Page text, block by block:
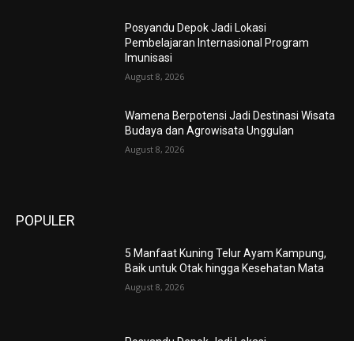
Posyandu Depok Jadi Lokasi
Pembelajaran Internasional Program
Imunisasi
August 8, 2026
Wamena Berpotensi Jadi Destinasi Wisata
Budaya dan Agrowisata Unggulan
August 8, 2026
POPULER
5 Manfaat Kuning Telur Ayam Kampung,
Baik untuk Otak hingga Kesehatan Mata
August 8, 2026